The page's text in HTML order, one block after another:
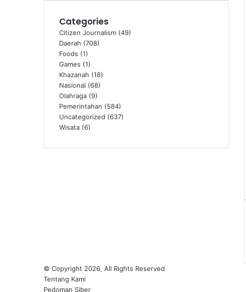
Categories
Citizen Journalism (49)
Daerah (708)
Foods (1)
Games (1)
Khazanah (18)
Nasional (68)
Olahraga (9)
Pemerintahan (584)
Uncategorized (637)
Wisata (6)
© Copyright 2026, All Rights Reserved
Tentang Kami
Pedoman Siber